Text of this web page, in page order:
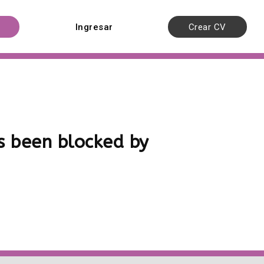
Ingresar Crear CV
been blocked by